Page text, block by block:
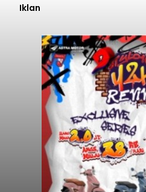
Iklan